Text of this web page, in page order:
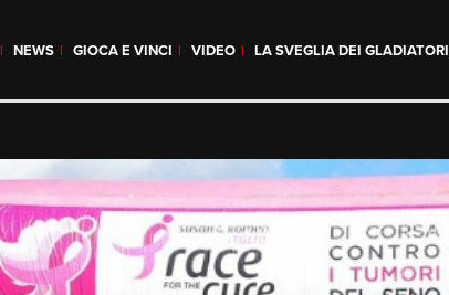
NEWS GIOCA E VINCI VIDEO LA SVEGLIA DEI GLADIATORI